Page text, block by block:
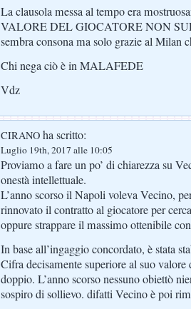
La clausola messa al tempo era
VALORE DEL GIOCATORE NON
sembra consona ma solo grazie al Milan
Chi nega ciò è in MALAFEDE
Vdz
CIRANO ha scritto:
Luglio 19th, 2017 alle 10:05
Proviamo a fare un po’ di chiarezza su
onestà intellettuale.
L’anno scorso il Napoli voleva Vecino,
rinnovato il contratto al giocatore per
oppure strappare il massimo ottenibile
In base all’ingaggio concordato, è stata
Cifra decisamente superiore al suo
doppio. L’anno scorso nessuno obiettò
sospiro di sollievo. difatti Vecino è poi